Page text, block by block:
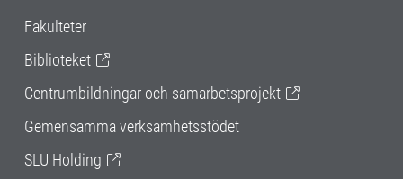
Fakulteter
Biblioteket
Centrumbildningar och samarbetsprojekt
Gemensamma verksamhetsstödet
SLU Holding